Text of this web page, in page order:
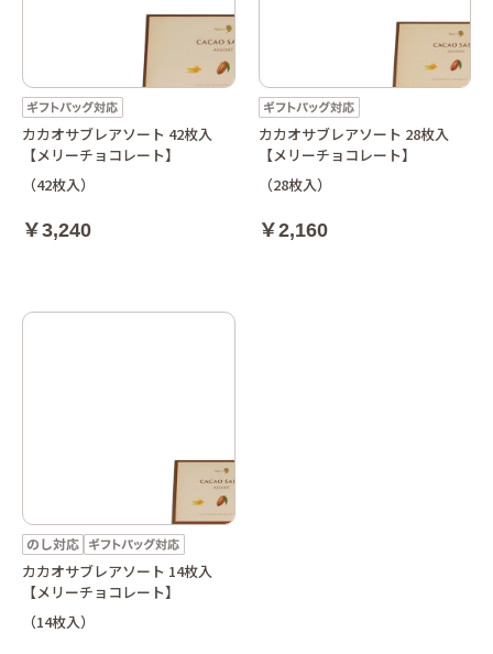
カカオサブレアソート 42枚入
【メリーチョコレート】
（42枚入）
￥3,240
カカオサブレアソート 28枚入
【メリーチョコレート】
（28枚入）
￥2,160
カカオサブレアソート 14枚入
【メリーチョコレート】
（14枚入）